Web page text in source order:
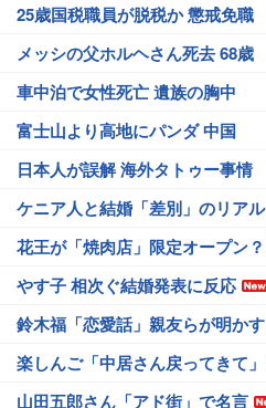
25歳国税職員が脱税か 懲戒免職
メッシの父ホルヘさん死去 68歳
車中泊で女性死亡 遺族の胸中
富士山より高地にパンダ 中国
日本人が誤解 海外タトゥー事情
ケニア人と結婚「差別」のリアル
花王が「焼肉店」限定オープン？
やす子 相次ぐ結婚発表に反応
鈴木福「恋愛話」親友らが明かす
楽しんご「中居さん戻ってきて」
山田五郎さん「アド街」で名言